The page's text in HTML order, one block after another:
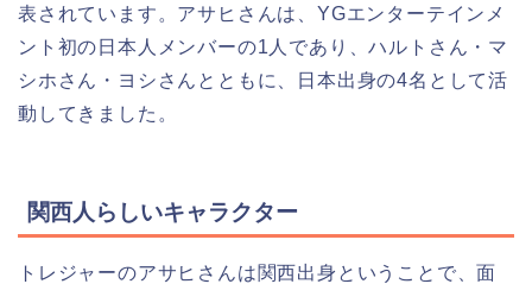
表されています。アサヒさんは、YGエンターテインメ
ント初の日本人メンバーの1人であり、ハルトさん・マ
シホさん・ヨシさんとともに、日本出身の4名として活
動してきました。
関西人らしいキャラクター
トレジャーのアサヒさんは関西出身ということで、面